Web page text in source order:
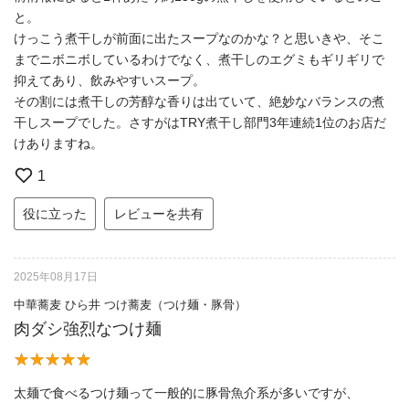
と。
けっこう煮干しが前面に出たスープなのかな？と思いきや、そこ
までニボニボしているわけでなく、煮干しのエグミもギリギリで
抑えてあり、飲みやすいスープ。
その割には煮干しの芳醇な香りは出ていて、絶妙なバランスの煮
干しスープでした。さすがはTRY煮干し部門3年連続1位のお店だ
けありますね。
1
役に立った レビューを共有
2025年08月17日
中華蕎麦 ひら井 つけ蕎麦（つけ麺・豚骨）
肉ダシ強烈なつけ麺
太麺で食べるつけ麺って一般的に豚骨魚介系が多いですが、